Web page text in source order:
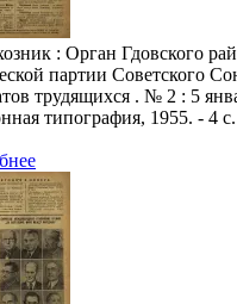
: Орган Гдовского
партии Советского
трудящихся . № 2 : 5
типография, 1955. - 4